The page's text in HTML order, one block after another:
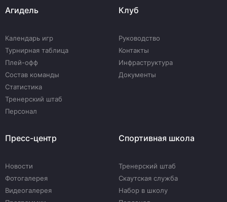
Агидель
Календарь игр
Турнирная таблица
Плей-офф
Состав команды
Статистика
Тренерский штаб
Персонал
Клуб
Руководство
Контакты
Инфраструктура
Документы
Пресс-центр
Новости
Фотогалерея
Видеогалерея
Спортивная школа
Тренерский штаб
Скаутская служба
Набор в школу